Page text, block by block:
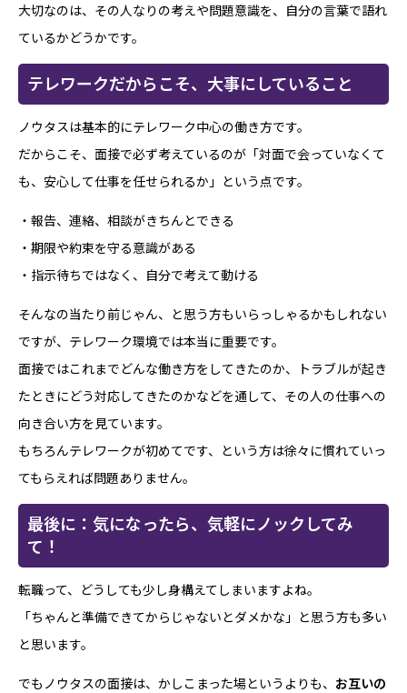
大切なのは、その人なりの考えや問題意識を、自分の言葉で語れ
ているかどうかです。
テレワークだからこそ、大事にしていること
ノウタスは基本的にテレワーク中心の働き方です。
だからこそ、面接で必ず考えているのが「対面で会っていなくて
も、安心して仕事を任せられるか」という点です。
・報告、連絡、相談がきちんとできる
・期限や約束を守る意識がある
・指示待ちではなく、自分で考えて動ける
そんなの当たり前じゃん、と思う方もいらっしゃるかもしれない
ですが、テレワーク環境では本当に重要です。
面接ではこれまでどんな働き方をしてきたのか、トラブルが起き
たときにどう対応してきたのかなどを通して、その人の仕事への
向き合い方を見ています。
もちろんテレワークが初めてです、という方は徐々に慣れていっ
てもらえれば問題ありません。
最後に：気になったら、気軽にノックしてみ
て！
転職って、どうしても少し身構えてしまいますよね。
「ちゃんと準備できてからじゃないとダメかな」と思う方も多い
と思います。
でもノウタスの面接は、かしこまった場というよりも、 お互いの